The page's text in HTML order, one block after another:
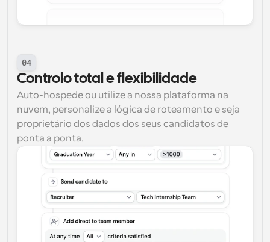
04
Controlo total e flexibilidade
Auto-hospede ou utilize a nossa plataforma na
nuvem, personalize a lógica de roteamento e seja
proprietário dos dados dos seus candidatos de
ponta a ponta.